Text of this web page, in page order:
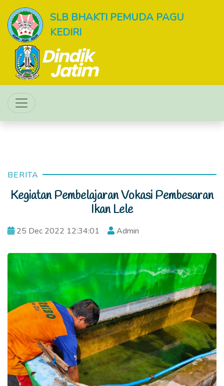
SLB BHAKTI PEMUDA PAGU
KEDIRI
BERITA
Kegiatan Pembelajaran Vokasi Pembesaran
Ikan Lele
25 Dec 2022 12:34:01 Admin